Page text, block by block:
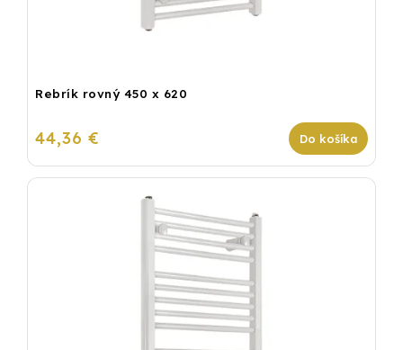
Rebrík rovný 450 x 620
44,36 € Do košíka